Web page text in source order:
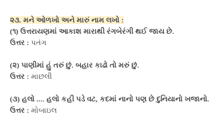
૨૩. મને ઓળખો અને મારું નામ લખો :
(૧) ઉત્તરાયણમાં આકાશ મારાથી રંગબેરંગી થઈ જાય છે.
ઉત્તર : પતંગ
(૨) પાણીમાં હું તરું છું. બહાર કાઢો તો મરું છું.
ઉત્તર : માછલી
(૩) હલો .... હલો કહી પડે વટ, કદમાં નાનો પણ છે દુનિયાનો ખજાનો.
ઉત્તર : મોબાઇલ